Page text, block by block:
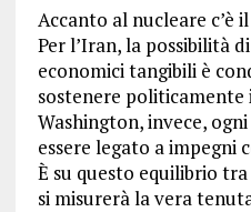
Accanto al nucleare c’è
Per l’Iran, la possibilità
economici tangibili è
sostenere politicamente
Washington, invece,
essere legato a impegni
È su questo equilibrio
si misurerà la vera